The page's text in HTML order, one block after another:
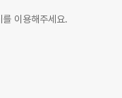
이용해주세요.